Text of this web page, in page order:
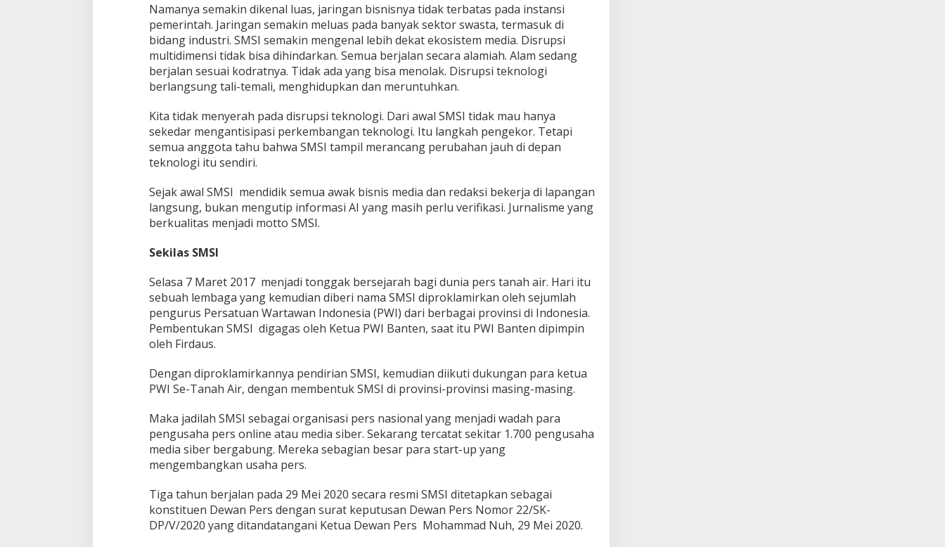
Namanya semakin dikenal luas, jaringan bisnisnya tidak terbatas pada instansi
pemerintah. Jaringan semakin meluas pada banyak sektor swasta, termasuk di
bidang industri. SMSI semakin mengenal lebih dekat ekosistem media. Disrupsi
multidimensi tidak bisa dihindarkan. Semua berjalan secara alamiah. Alam sedang
berjalan sesuai kodratnya. Tidak ada yang bisa menolak. Disrupsi teknologi
berlangsung tali-temali, menghidupkan dan meruntuhkan.
Kita tidak menyerah pada disrupsi teknologi. Dari awal SMSI tidak mau hanya
sekedar mengantisipasi perkembangan teknologi. Itu langkah pengekor. Tetapi
semua anggota tahu bahwa SMSI tampil merancang perubahan jauh di depan
teknologi itu sendiri.
Sejak awal SMSI mendidik semua awak bisnis media dan redaksi bekerja di lapangan
langsung, bukan mengutip informasi AI yang masih perlu verifikasi. Jurnalisme yang
berkualitas menjadi motto SMSI.
Sekilas SMSI
Selasa 7 Maret 2017 menjadi tonggak bersejarah bagi dunia pers tanah air. Hari itu
sebuah lembaga yang kemudian diberi nama SMSI diproklamirkan oleh sejumlah
pengurus Persatuan Wartawan Indonesia (PWI) dari berbagai provinsi di Indonesia.
Pembentukan SMSI digagas oleh Ketua PWI Banten, saat itu PWI Banten dipimpin
oleh Firdaus.
Dengan diproklamirkannya pendirian SMSI, kemudian diikuti dukungan para ketua
PWI Se-Tanah Air, dengan membentuk SMSI di provinsi-provinsi masing-masing.
Maka jadilah SMSI sebagai organisasi pers nasional yang menjadi wadah para
pengusaha pers online atau media siber. Sekarang tercatat sekitar 1.700 pengusaha
media siber bergabung. Mereka sebagian besar para start-up yang
mengembangkan usaha pers.
Tiga tahun berjalan pada 29 Mei 2020 secara resmi SMSI ditetapkan sebagai
konstituen Dewan Pers dengan surat keputusan Dewan Pers Nomor 22/SK-
DP/V/2020 yang ditandatangani Ketua Dewan Pers Mohammad Nuh, 29 Mei 2020.